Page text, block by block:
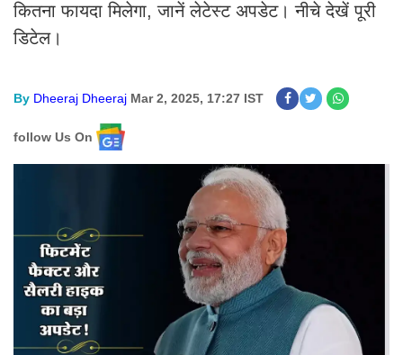
कितना फायदा मिलेगा, जानें लेटेस्ट अपडेट। नीचे देखें पूरी
डिटेल।
By Dheeraj Dheeraj Mar 2, 2025, 17:27 IST
follow Us On